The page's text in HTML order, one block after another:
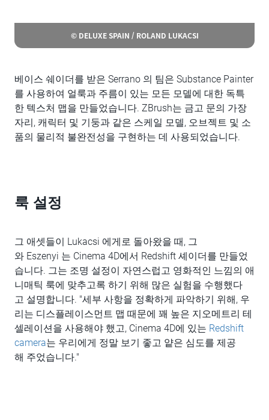
© DELUXE SPAIN / ROLAND LUKACSI
베이스 쉐이더를 받은 Serrano 의 팀은 Substance Painter
를 사용하여 얼룩과 주름이 있는 모든 모델에 대한 독특
한 텍스처 맵을 만들었습니다. ZBrush는 금고 문의 가장
자리, 캐릭터 및 기둥과 같은 스케일 모델, 오브젝트 및 소
품의 물리적 불완전성을 구현하는 데 사용되었습니다.
룩 설정
그 애셋들이 Lukacsi 에게로 돌아왔을 때, 그
와 Eszenyi 는 Cinema 4D에서 Redshift 셰이더를 만들었
습니다. 그는 조명 설정이 자연스럽고 영화적인 느낌의 애
니매틱 룩에 맞추고록 하기 위해 많은 실험을 수행했다
고 설명합니다. "세부 사항을 정확하게 파악하기 위해, 우
리는 디스플레이스먼트 맵 때문에 꽤 높은 지오메트리 테
셀레이션을 사용해야 했고, Cinema 4D에 있는 Redshift
camera는 우리에게 정말 보기 좋고 얕은 심도를 제공
해 주었습니다."